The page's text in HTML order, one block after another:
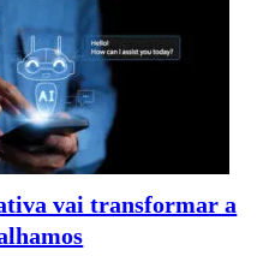
vai transformar a